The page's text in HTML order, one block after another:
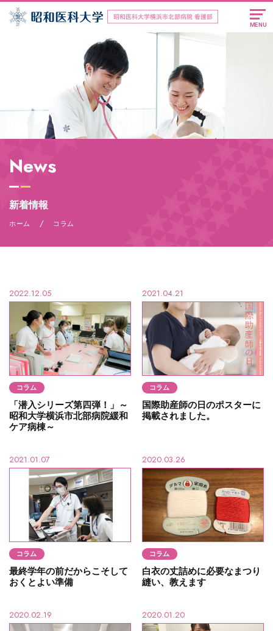
MENU
News
新着情報
ホーム / コラム
2022.12.05
コラム
「潜入シリーズ第四弾！」～
昭和大学横浜市北部病院緩和
ケア病棟～
2021.04.21
コラム
国際助産師の日のポスターに
掲載されました。
2021.01.07
コラム
最終学年の前だからこそして
おくとよい準備
2020.03.26
コラム
白衣の丈詰めに必要なまつり
縫い、教えます
2020.02.19 2020.01.20